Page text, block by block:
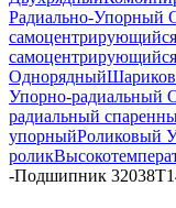
Радиально-Упорный
Однорядный
Упорно-радиальный
радиальный
упорныйРоликовый
ролик
-Подшипник